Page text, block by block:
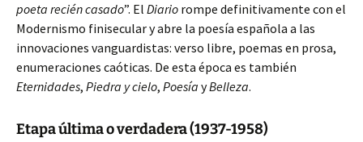
poeta recién casado”. El Diario rompe definitivamente con el
Modernismo finisecular y abre la poesía española a las
innovaciones vanguardistas: verso libre, poemas en prosa,
enumeraciones caóticas. De esta época es también
Eternidades, Piedra y cielo, Poesía yBelleza.
Etapa última o verdadera (1937-1958)